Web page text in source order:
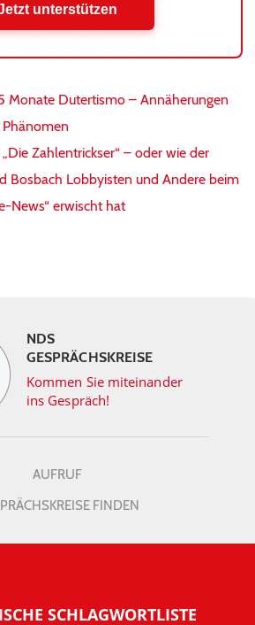
unterstützen
Monate Dutertismo – Annäherungen
„Die Zahlentrickser“ – oder wie der
Bosbach Lobbyisten und Andere beim
News“ erwischt hat
NDS
GESPRÄCHSKREISE
Kommen Sie miteinander
ins Gespräch!
AUFRUF
FINDEN
SCHLAGWORTLISTE